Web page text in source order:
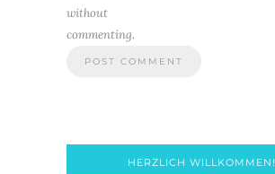
without
commenting.
HERZLICH WILLKOMMEN!